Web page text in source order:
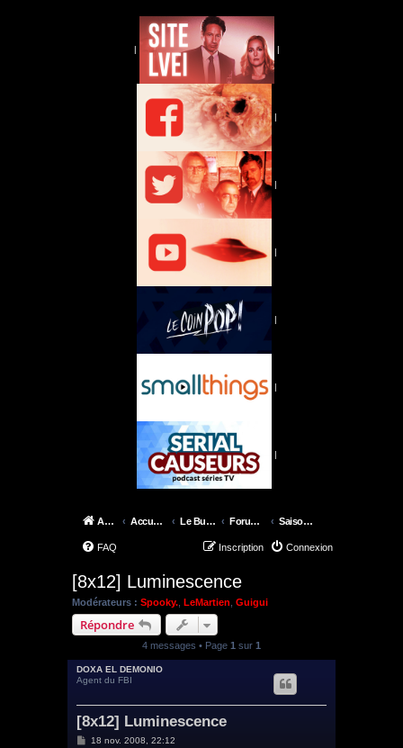
| |
|
|
|
|
|
|
Accueil Accueil du forum Le Bureau des X-Files Forum épisodes Saison 8
FAQ Connexion
Inscription
[8x12] Luminescence
Modérateurs : Spooky. LeMartien Guigui
Répondre
4 messages • Page 1 sur 1
DOXA EL DEMONIO
Agent du FBI
[8x12] Luminescence
M18 nov. 2008, 22:12